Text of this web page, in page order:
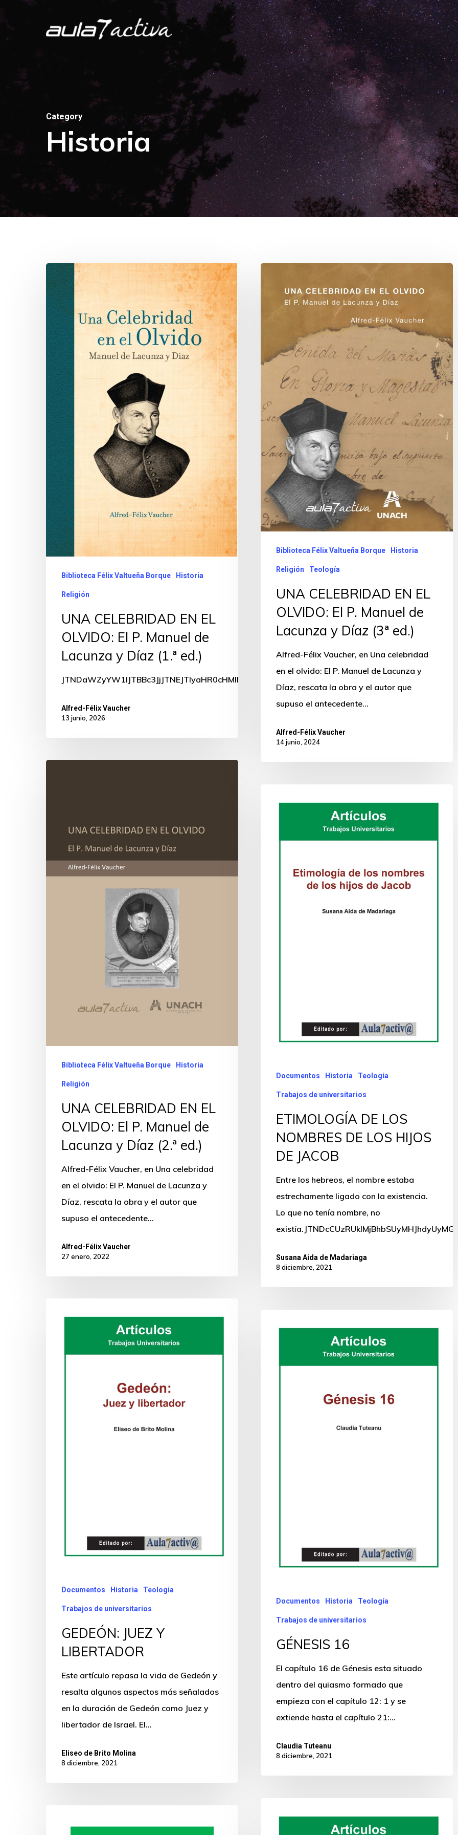
main
Hit enter to search or ESC to close
Category
Historia
Biblioteca Félix Valtueña Borque Historia
Religión
UNA CELEBRIDAD EN EL
OLVIDO: El P. Manuel de
Lacunza y Díaz (1.ª ed.)
Alfred-Félix Vaucher
13 junio, 2026
Biblioteca Félix Valtueña Borque Historia
Religión Teología
UNA CELEBRIDAD EN EL
OLVIDO: El P. Manuel de
Lacunza y Díaz (3ª ed.)
Alfred-Félix Vaucher, en Una celebridad
en el olvido: El P. Manuel de Lacunza y
Díaz, rescata la obra y el autor que
supuso el antecedente…
Alfred-Félix Vaucher
14 junio, 2024
Biblioteca Félix Valtueña Borque Historia
Religión
UNA CELEBRIDAD EN EL
OLVIDO: El P. Manuel de
Lacunza y Díaz (2.ª ed.)
Alfred-Félix Vaucher, en Una celebridad
en el olvido: El P. Manuel de Lacunza y
Díaz, rescata la obra y el autor que
supuso el antecedente…
Alfred-Félix Vaucher
27 enero, 2022
Documentos Historia Teología
Trabajos de universitarios
ETIMOLOGÍA DE LOS
NOMBRES DE LOS HIJOS
DE JACOB
Entre los hebreos, el nombre estaba
estrechamente ligado con la existencia.
Lo que no tenía nombre, no
Susana Aida de Madariaga
8 diciembre, 2021
Documentos Historia Teología
Trabajos de universitarios
GEDEÓN: JUEZ Y
LIBERTADOR
Este artículo repasa la vida de Gedeón y
resalta algunos aspectos más señalados
en la duración de Gedeón como Juez y
libertador de Israel. El…
Eliseo de Brito Molina
8 diciembre, 2021
Documentos Historia Teología
Trabajos de universitarios
GÉNESIS 16
El capítulo 16 de Génesis esta situado
dentro del quiasmo formado que
empieza con el capítulo 12: 1 y se
extiende hasta el capítulo 21:…
Claudia Tuteanu
8 diciembre, 2021